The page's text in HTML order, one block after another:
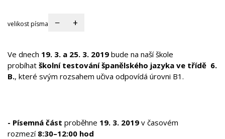
velikost písma − +
Ve dnech 19. 3. a 25. 3. 2019 bude na naší škole
probíhat školní testování španělského jazyka ve třídě 6.
B., které svým rozsahem učiva odpovídá úrovni B1.
- Písemná část proběhne 19. 3. 2019 v časovém
rozmezí 8:30–12:00 hod